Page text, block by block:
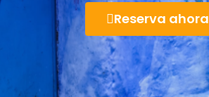
Reserva ahora